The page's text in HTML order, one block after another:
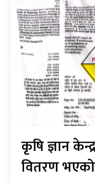
कृषि ज्ञान
वितरण